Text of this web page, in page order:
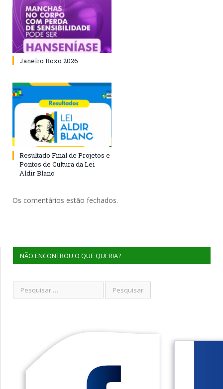
Janeiro Roxo 2026
Resultado Final de Projetos e
Pontos de Cultura da Lei
Aldir Blanc
Os comentários estão fechados.
NÃO ENCONTROU O QUE QUERIA?